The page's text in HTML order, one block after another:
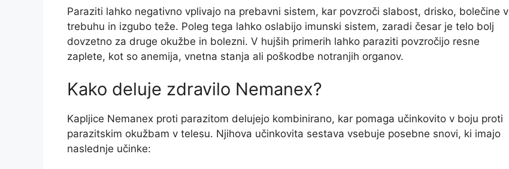
Paraziti lahko negativno vplivajo na prebavni sistem, kar povzroči slabost, drisko, bolečine v
trebuhu in izgubo teže. Poleg tega lahko oslabijo imunski sistem, zaradi česar je telo bolj
dovzetno za druge okužbe in bolezni. V hujših primerih lahko paraziti povzročijo resne
zaplete, kot so anemija, vnetna stanja ali poškodbe notranjih organov.
Kako deluje zdravilo Nemanex?
Kapljice Nemanex proti parazitom delujejo kombinirano, kar pomaga učinkovito v boju proti
parazitskim okužbam v telesu. Njihova učinkovita sestava vsebuje posebne snovi, ki imajo
naslednje učinke: